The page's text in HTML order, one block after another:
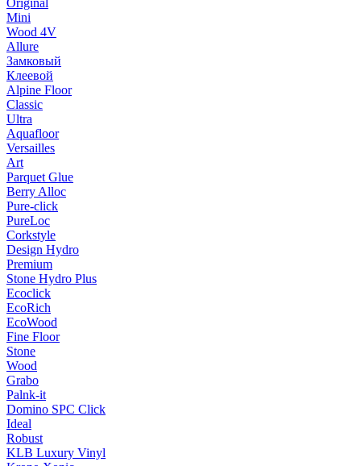
Original
Mini
Wood 4V
Allure
Замковый
Клеевой
Alpine Floor
Classic
Ultra
Aquafloor
Versailles
Art
Parquet Glue
Berry Alloc
Pure-click
PureLoc
Corkstyle
Design Hydro
Premium
Stone Hydro Plus
Ecoclick
EcoRich
EcoWood
Fine Floor
Stone
Wood
Grabo
Palnk-it
Domino SPC Click
Ideal
Robust
KLB Luxury Vinyl